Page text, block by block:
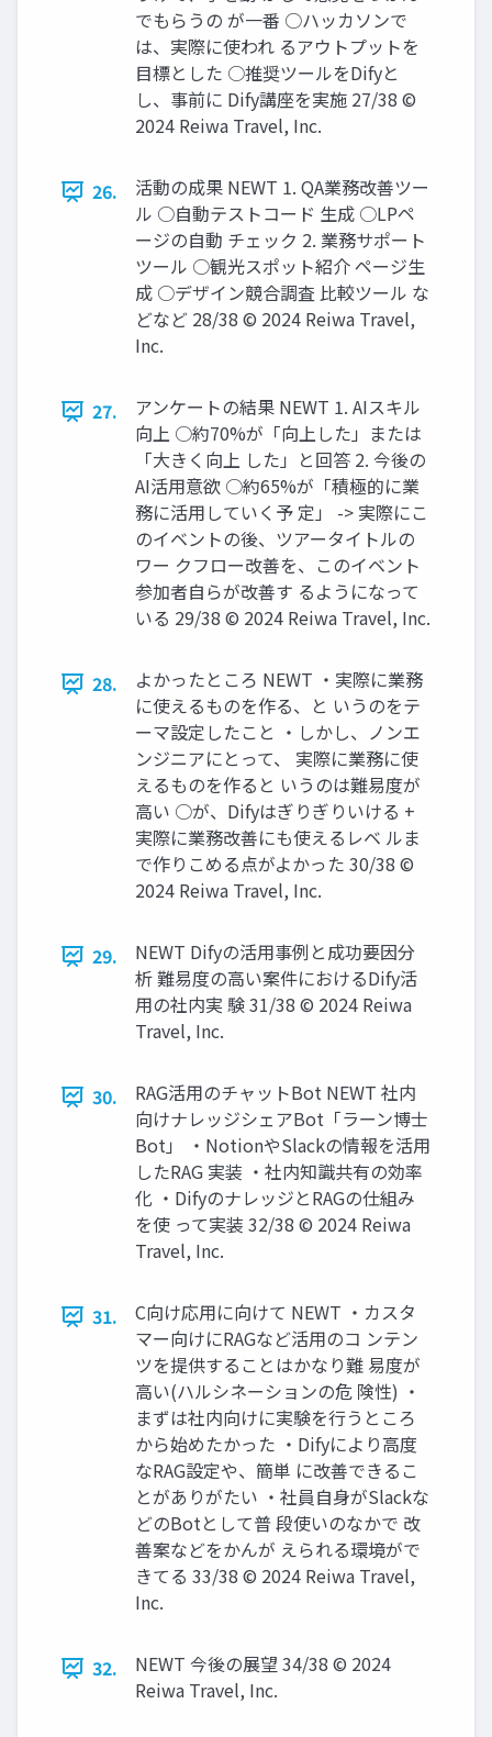
でもらうの が一番 ○ハッカソンで
は、実際に使われ るアウトプットを
目標とした ○推奨ツールをDifyと
し、事前に Dify講座を実施 27/38 ©
2024 Reiwa Travel, Inc.
26.
活動の成果 NEWT 1. QA業務改善ツー
ル ○自動テストコード 生成 ○LPペ
ージの自動 チェック 2. 業務サポート
ツール ○観光スポット紹介 ページ生
成 ○デザイン競合調査 比較ツール な
どなど 28/38 © 2024 Reiwa Travel,
Inc.
27.
アンケートの結果 NEWT 1. AIスキル
向上 ○約70%が「向上した」または
「大きく向上 した」と回答 2. 今後の
AI活用意欲 ○約65%が「積極的に業
務に活用していく予 定」 -> 実際にこ
のイベントの後、ツアータイトルの
ワー クフロー改善を、このイベント
参加者自らが改善す るようになって
いる 29/38 © 2024 Reiwa Travel, Inc.
28.
よかったところ NEWT ・実際に業務
に使えるものを作る、と いうのをテ
ーマ設定したこと ・しかし、ノンエ
ンジニアにとって、 実際に業務に使
えるものを作ると いうのは難易度が
高い ○が、Difyはぎりぎりいける +
実際に業務改善にも使えるレベ ルま
で作りこめる点がよかった 30/38 ©
2024 Reiwa Travel, Inc.
29.
NEWT Difyの活用事例と成功要因分
析 難易度の高い案件におけるDify活
用の社内実 験 31/38 © 2024 Reiwa
Travel, Inc.
30.
RAG活用のチャットBot NEWT 社内
向けナレッジシェアBot「ラーン博士
Bot」 ・NotionやSlackの情報を活用
したRAG 実装 ・社内知識共有の効率
化 ・DifyのナレッジとRAGの仕組み
を使 って実装 32/38 © 2024 Reiwa
Travel, Inc.
31.
C向け応用に向けて NEWT ・カスタ
マー向けにRAGなど活用のコ ンテン
ツを提供することはかなり難 易度が
高い(ハルシネーションの危 険性) ・
まずは社内向けに実験を行うところ
から始めたかった ・Difyにより高度
なRAG設定や、簡単 に改善できるこ
とがありがたい ・社員自身がSlackな
どのBotとして普 段使いのなかで 改
善案などをかんが えられる環境がで
きてる 33/38 © 2024 Reiwa Travel,
Inc.
32.
NEWT 今後の展望 34/38 © 2024
Reiwa Travel, Inc.